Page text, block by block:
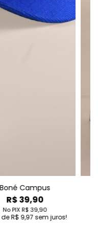
Legging Fitness
R$ 149,90
4 deR$ 37,48sem
No PIXR$ 149,90